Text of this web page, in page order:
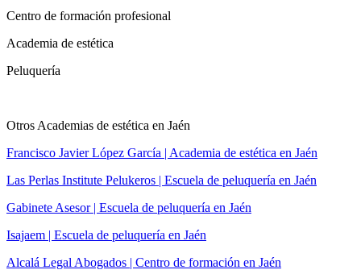
Centro de formación profesional
Academia de estética
Peluquería
Otros Academias de estética en Jaén
Francisco Javier López García | Academia de estética en Jaén
Las Perlas Institute Pelukeros | Escuela de peluquería en Jaén
Gabinete Asesor | Escuela de peluquería en Jaén
Isajaem | Escuela de peluquería en Jaén
Alcalá Legal Abogados | Centro de formación en Jaén